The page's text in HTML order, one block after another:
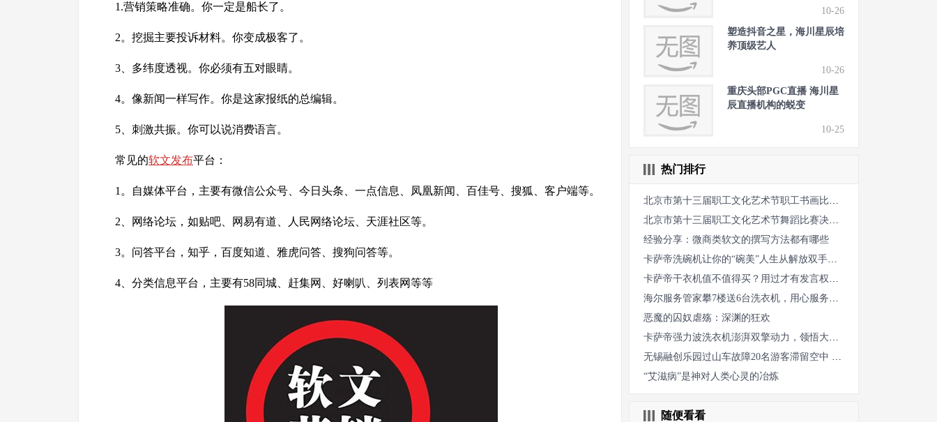
1.营销策略准确。你一定是船长了。
2。挖掘主要投诉材料。你变成极客了。
3、多纬度透视。你必须有五对眼睛。
4。像新闻一样写作。你是这家报纸的总编辑。
5、刺激共振。你可以说消费语言。
常见的软文发布平台：
1。自媒体平台，主要有微信公众号、今日头条、一点信息、凤凰新闻、百佳号、搜狐、客户端等。
2、网络论坛，如贴吧、网易有道、人民网络论坛、天涯社区等。
3。问答平台，知乎，百度知道、雅虎问答、搜狗问答等。
4、分类信息平台，主要有58同城、赶集网、好喇叭、列表网等等
10-26
塑造抖音之星，海川星辰培
养顶级艺人
10-26
重庆头部PGC直播 海川星
辰直播机构的蜕变
10-25
热门排行
北京市第十三届职工文化艺术节职工书画比赛收官
北京市第十三届职工文化艺术节舞蹈比赛决出金银铜奖
经验分享：微商类软文的撰写方法都有哪些
卡萨帝洗碗机让你的“碗美”人生从解放双手开始
卡萨帝干衣机值不值得买？用过才有发言权：洁净除螨，健康一百分
海尔服务管家攀7楼送6台洗衣机，用心服务获用户点赞
恶魔的囚奴虐殇：深渊的狂欢
卡萨帝强力波洗衣机澎湃双擎动力，领悟大势净柔之道
无锡融创乐园过山车故障20名游客滞留空中 后续是怎么解救如何赔
“艾滋病”是神对人类心灵的冶炼
随便看看